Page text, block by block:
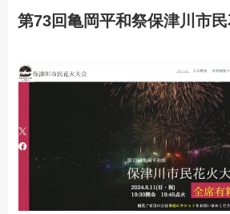
第73回亀岡平和祭保津川市